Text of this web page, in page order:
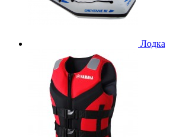
Лодка